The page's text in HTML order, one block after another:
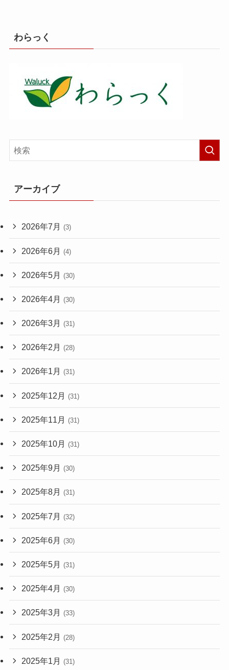
わらっく
アーカイブ
2026年7月 (3)
2026年6月 (4)
2026年5月 (30)
2026年4月 (30)
2026年3月 (31)
2026年2月 (28)
2026年1月 (31)
2025年12月 (31)
2025年11月 (31)
2025年10月 (31)
2025年9月 (30)
2025年8月 (31)
2025年7月 (32)
2025年6月 (30)
2025年5月 (31)
2025年4月 (30)
2025年3月 (33)
2025年2月 (28)
2025年1月 (31)